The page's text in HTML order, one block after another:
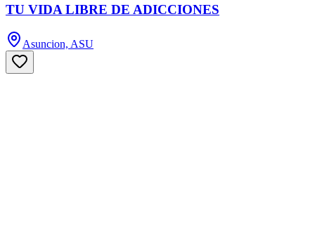
TU VIDA LIBRE DE ADICCIONES
Asuncion, ASU